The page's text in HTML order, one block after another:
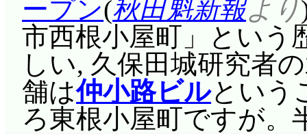
もりにようやくなっ
っているという意識
れません。
「褒めてあげる七花
ープン(秋田魁新報より
市西根小屋町」という
しい, 久保田城研究者
舗は仲小路ビルという
ろ東根小屋町ですが。